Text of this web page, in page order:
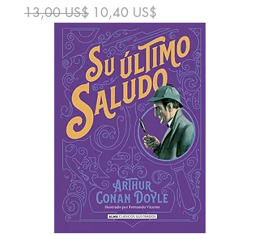
Precio
13,00 US$ Precio de oferta
10,40 US$